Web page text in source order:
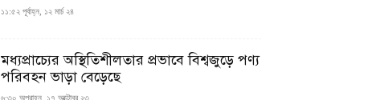
১১:৫২ পূর্বাহ্ন, ১২ মার্চ ২৪
মধ্যপ্রাচ্যের অস্থিতিশীলতার প্রভাবে বিশ্বজুড়ে পণ্য
পরিবহন ভাড়া বেড়েছে
৬:৩০ অপরাহ্ন, ১৭ অক্টোবর ২৩